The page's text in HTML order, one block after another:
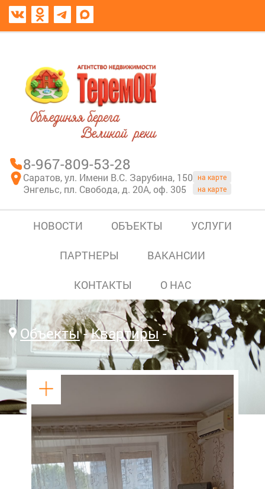
8-967-809-53-28
Саратов, ул. Имени В.С. Зарубина, 150 на карте
Энгельс, пл. Свобода, д. 20А, оф. 305 на карте
НОВОСТИ ОБЪЕКТЫ УСЛУГИ
ПАРТНЕРЫ ВАКАНСИИ
КОНТАКТЫ О НАС
Объекты Квартиры